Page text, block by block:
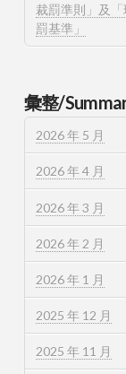
裁罰準則」及
罰基準」
彙整/
2026 年 5 月
2026 年 4 月
2026 年 3 月
2026 年 2 月
2026 年 1 月
2025 年 12 月
2025 年 11 月